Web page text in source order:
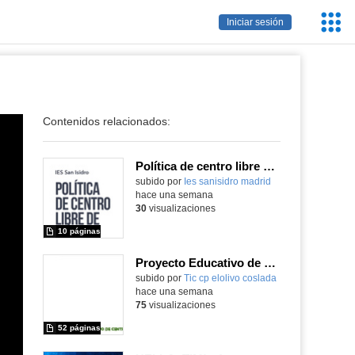
Iniciar sesión
Contenidos relacionados:
Política de centro libre de móviles
subido por Ies sanisidro madrid
10 páginas
hace una semana
30visualizaciones
Proyecto Educativo de Centro actualizado 2026
subido por Tic cp elolivo coslada
52 páginas
hace una semana
75visualizaciones